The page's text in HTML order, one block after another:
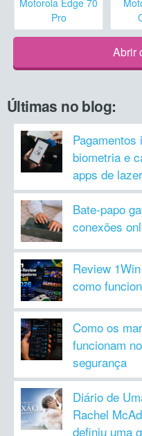
Pro
Abrir
Últimas no blog:
biometria e
apps de lazer
Bate-papo
conexões
Review
como
Como os
funcionam
segurança
Diário de
Rachel
definiu uma